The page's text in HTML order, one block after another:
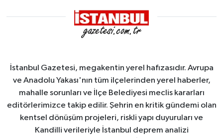
İstanbul Gazetesi, megakentin yerel hafızasıdır. Avrupa
ve Anadolu Yakası'nın tüm ilçelerinden yerel haberler,
mahalle sorunları ve İlçe Belediyesi meclis kararları
editörlerimizce takip edilir. Şehrin en kritik gündemi olan
kentsel dönüşüm projeleri, riskli yapı duyuruları ve
Kandilli verileriyle İstanbul deprem analizi